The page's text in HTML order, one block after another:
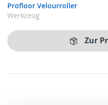
Profloor Velourroller
Werkzeug
Zur